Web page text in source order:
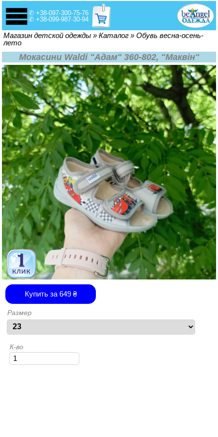
✆ +38-097-300-75-76
✆ +38-099-987-30-94
Вы здесь
Магазин детской одежды » Каталог » Обувь весна-осень-
лето
Мокасини Waldi "Адам" 360-802, "Маквін"
Купить за 649₴
Размер
К-во